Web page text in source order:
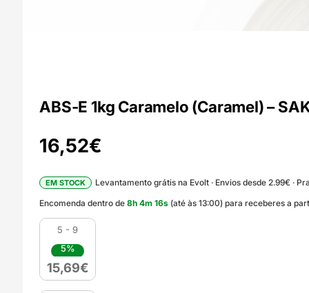
ABS-E 1kg Caramelo (Caramel) –
16,52€
EM STOCK
Levantamento grátis na Evolt · Envios desde 2.99€ ·
Encomenda dentro de8h4m15s (até às 13:00) para receberes a
5 - 9
5%
15,69€